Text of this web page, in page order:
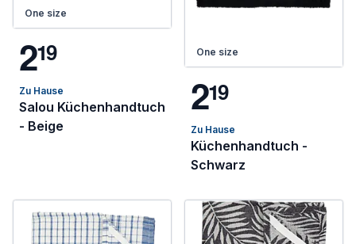
One size
219
Zu Hause
Salou Küchenhandtuch
- Beige
One size
219
Zu Hause
Küchenhandtuch -
Schwarz